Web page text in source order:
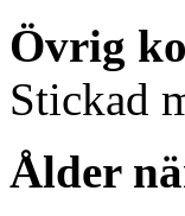
Övrig
Stickad
Ålder